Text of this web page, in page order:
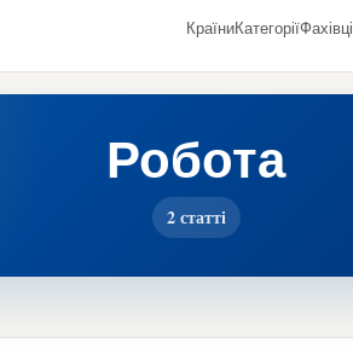
КраїниКатегоріїФахівці
Робота
2 статті